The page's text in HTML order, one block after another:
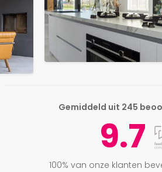
Gemiddeld uit 245
9.7
100% van onze klanten